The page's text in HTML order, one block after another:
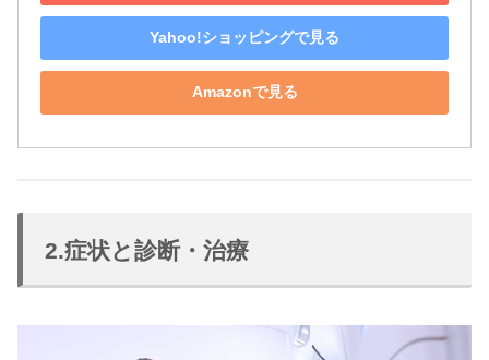
Yahoo!ショッピングで見る
Amazonで見る
2.症状と診断・治療